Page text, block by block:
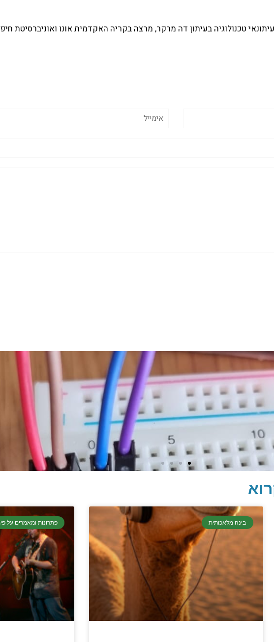
טכנולוגיה בעיתון דה מרקר, מרצה בקריה האקדמית אונו ואוניברסיטת
בתכנות
מידע ומידע יסודי וחשוב שגם
לא תמיד יודעים.
עכשיו
בינה מלאכותית פתרונות ומאמרים על